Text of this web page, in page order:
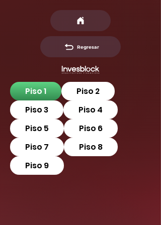
Regresar
Piso 1
Piso 2
Piso 3
Piso 4
Piso 5
Piso 6
Piso 7
Piso 8
Piso 9